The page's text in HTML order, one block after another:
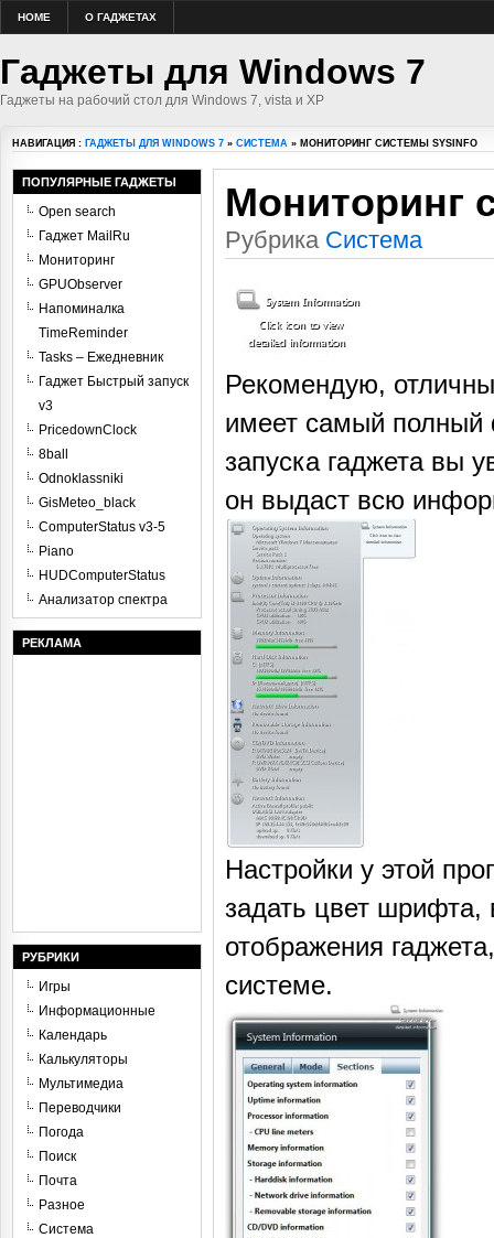
HOME О ГАДЖЕТАХ
Гаджеты для Windows 7
Гаджеты на рабочий стол для Windows 7, vista и XP
НАВИГАЦИЯ : ГАДЖЕТЫ ДЛЯ WINDOWS 7 » СИСТЕМА » МОНИТОРИНГ СИСТЕМЫ SYSINFO
Мониторинг
Рубрика Система
Рекомендую,
имеет самый полный
запуска гаджета вы
он выдаст всю
Настройки у этой
задать цвет
отображения
системе.
ПОПУЛЯРНЫЕ ГАДЖЕТЫ
Open search
Гаджет MailRu
Мониторинг
GPUObserver
Напоминалка
TimeReminder
Tasks – Ежедневник
Гаджет Быстрый запуск
v3
PricedownClock
8ball
Odnoklassniki
GisMeteo_black
ComputerStatus v3-5
Piano
HUDComputerStatus
Анализатор спектра
РЕКЛАМА
РУБРИКИ
Игры
Информационные
Календарь
Калькуляторы
Мультимедиа
Переводчики
Погода
Поиск
Почта
Разное
Система